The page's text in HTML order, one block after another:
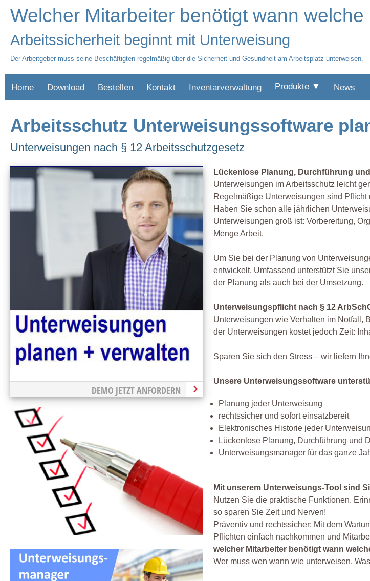
Welcher Mitarbeiter benötigt wann
Arbeitssicherheit beginnt mit Unterweisung
Der Arbeitgeber muss seine Beschäftigten regelmäßig über die Sicherheit und Gesundheit am Arbeitsplatz unterweisen.
Home Download Bestellen Kontakt Inventarverwaltung Produkte ▼ News
Arbeitsschutz Unterweisungssoftware
Unterweisungen nach § 12 Arbeitsschutzgesetz
DEMO JETZT ANFORDERN
Lückenlose Planung, Durchführung
Unterweisungen im Arbeitsschutz leicht
Regelmäßige Unterweisungen sind Pflicht
Haben Sie schon alle jährlichen
Unterweisungen groß ist: Vorbereitung,
Menge Arbeit.
Um Sie bei der Planung von
entwickelt. Umfassend unterstützt Sie
der Planung als auch bei der Umsetzung.
Unterweisungspflicht nach § 12
Unterweisungen wie Verhalten im Notfall,
der Unterweisungen kostet jedoch Zeit:
Sparen Sie sich den Stress – wir liefern
Unsere Unterweisungssoftware
Planung jeder Unterweisung
rechtssicher und sofort einsatzbereit
Elektronisches Historie jeder
Lückenlose Planung, Durchführung und
Unterweisungsmanager für das ganze
Mit unserem Unterweisungs-Tool sind
Nutzen Sie die praktische Funktionen.
so sparen Sie Zeit und Nerven!
Präventiv und rechtssicher: Mit dem
Pflichten einfach nachkommen und
welcher Mitarbeiter benötigt wann
Wer muss wen wann wie unterweisen.